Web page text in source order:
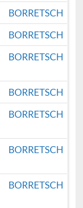
BORRETSCH
BORRETSCH
BORRETSCH
BORRETSCH
BORRETSCH
BORRETSCH
BORRETSCH